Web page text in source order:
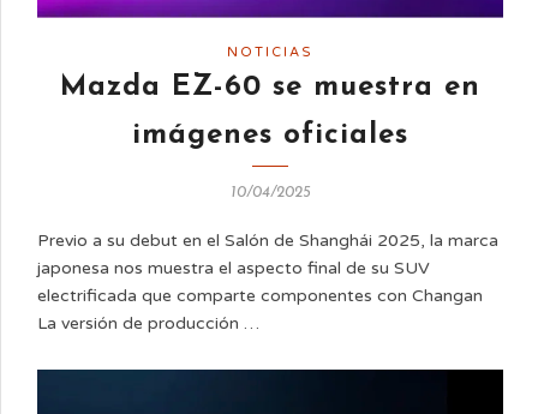
NOTICIAS
Mazda EZ-60 se muestra en
imágenes oficiales
10/04/2025
Previo a su debut en el Salón de Shanghái 2025, la marca
japonesa nos muestra el aspecto final de su SUV
electrificada que comparte componentes con Changan
La versión de producción …